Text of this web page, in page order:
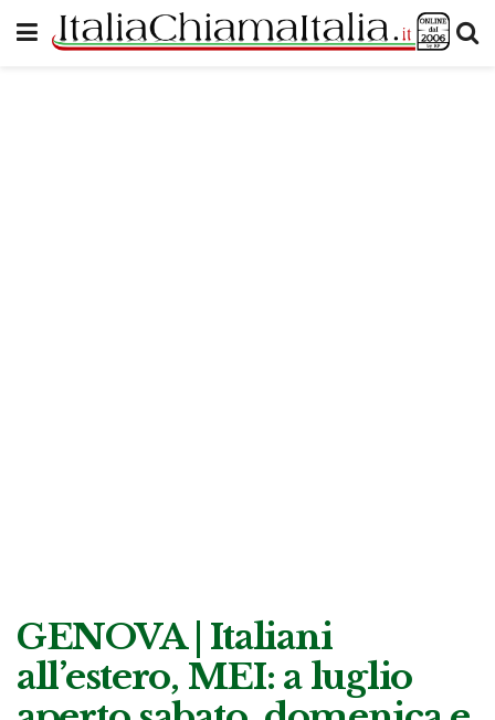
GENOVA | Italiani
all’estero, MEI: a luglio